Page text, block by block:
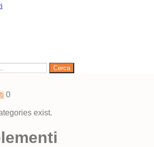
Cerca
0
exist.